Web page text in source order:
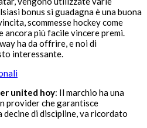
bonus si guadagna è una buona
scommesse hockey come
più facile vincere premi.
ha da offrire, e noi di
interessante.
united hoy: Il marchio ha una
provider che garantisce
decine di discipline, va ricordato